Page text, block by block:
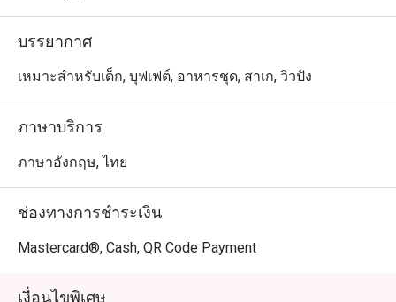
•	อาหารอื่นๆ ทั้งซูชิ ซาชิมิ กุ้งเทมปุระ ทงคัตสึ หรือเกี๊ยวซ่า
ก็มีให้ครบทุกสไตล์
อาหารญี่ปุ่นริมหาดจอมเทียนที่มีเมนูครบครัน ทั้งแบบทาน
เล่นและจัดเต็มในราคาสบายๆ
บรรยากาศ
เหมาะสำหรับเด็ก, บุฟเฟต์, อาหารชุด, สาเก, วิวปัง
ภาษาบริการ
ภาษาอังกฤษ, ไทย
ช่องทางการชำระเงิน
Mastercard®, Cash, QR Code Payment
เงื่อนไขพิเศษ